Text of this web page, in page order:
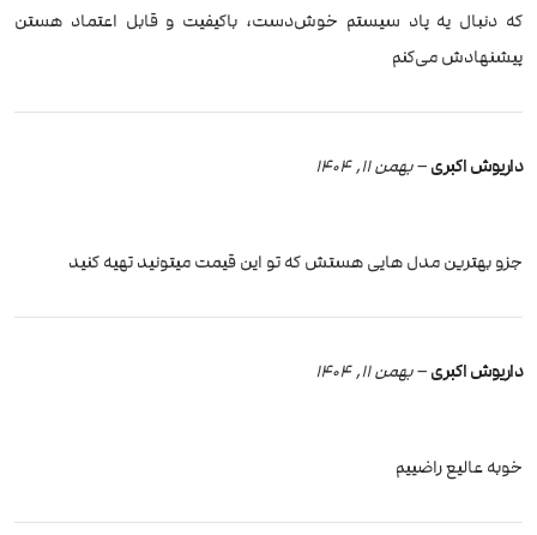
که دنبال یه پاد سیستم خوش‌دست، باکیفیت و قابل اعتماد هستن
پیشنهادش می‌کنم
داریوش اکبری–بهمن 11, 1404
جزو بهترین مدل هایی هستش که تو این قیمت میتونید تهیه کنید
داریوش اکبری–بهمن 11, 1404
خوبه عالیع راضییم